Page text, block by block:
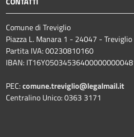
Comune di Treviglio
Piazza L. Manara 1 - 24047 - Treviglio
Partita IVA: 00230810160
IBAN:
PEC:comune.treviglio@legalmail.it
Centralino Unico: 0363 3171